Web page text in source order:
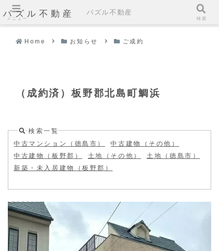
パズル不動産
Home お知らせ ご成約
（成約済）板野郡北島町鯛浜
検索一覧
中古マンション（徳島市）
中古建物（その他）
中古建物（板野郡）
土地（その他）
土地（徳島市）
新築・未入居建物（板野郡）
メニュー
パズル不動産
検索